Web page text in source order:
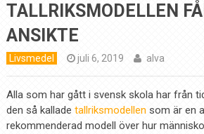
TALLRIKSMODELLEN
ANSIKTE
Livsmedel juli 6, 2019 alva
Alla som har gått i svensk skola har från
den så kallade tallriksmodellensom är en
rekommenderad modell över hur